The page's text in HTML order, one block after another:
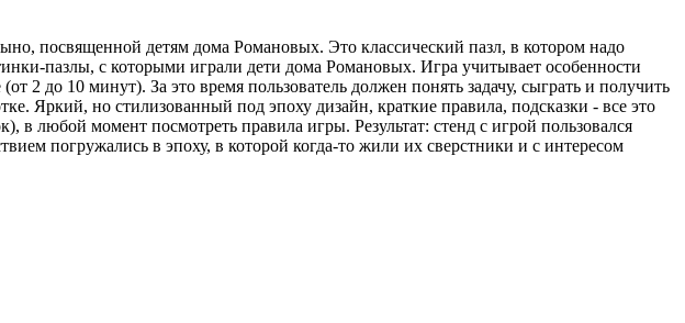
посвященной детям дома Романовых. Это классический пазл, в котором надо
пазлы, с которыми играли дети дома Романовых. Игра учитывает особенности
2 до 10 минут). За это время пользователь должен понять задачу, сыграть и получить
Яркий, но стилизованный под эпоху дизайн, краткие правила, подсказки - все это
любой момент посмотреть правила игры. Результат: стенд с игрой пользовался
погружались в эпоху, в которой когда-то жили их сверстники и с интересом